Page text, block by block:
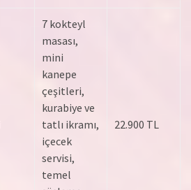
7 kokteyl
masası,
mini
kanepe
çeşitleri,
kurabiye ve
tatlı ikramı,
içecek
servisi,
temel
22.900 TL